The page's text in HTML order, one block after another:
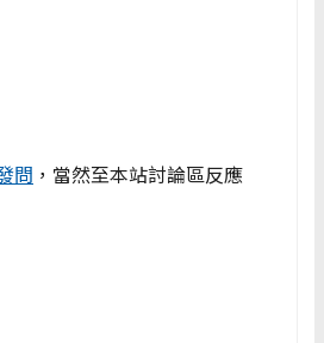
問 ，當然至本站討論區反應